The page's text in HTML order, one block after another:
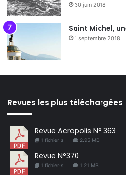
30 juin 2018
Saint Michel,
1 septembre 2018
Revues les plus téléchargées
Revue Acropolis N° 363
1 fichier·s 2.95 MB
Revue N°370
1 fichier·s 1.21 MB